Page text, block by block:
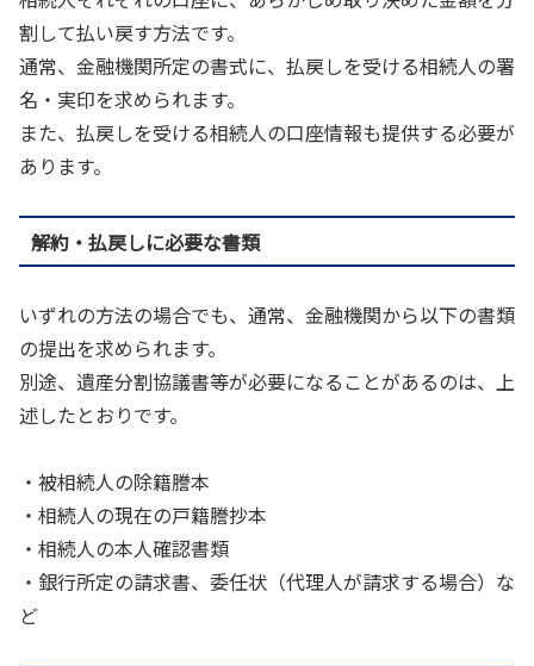
割して払い戻す方法です。
通常、金融機関所定の書式に、払戻しを受ける相続人の署
名・実印を求められます。
また、払戻しを受ける相続人の口座情報も提供する必要が
あります。
解約・払戻しに必要な書類
いずれの方法の場合でも、通常、金融機関から以下の書類
の提出を求められます。
別途、遺産分割協議書等が必要になることがあるのは、上
述したとおりです。
・被相続人の除籍謄本
・相続人の現在の戸籍謄抄本
・相続人の本人確認書類
・銀行所定の請求書、委任状（代理人が請求する場合）な
ど